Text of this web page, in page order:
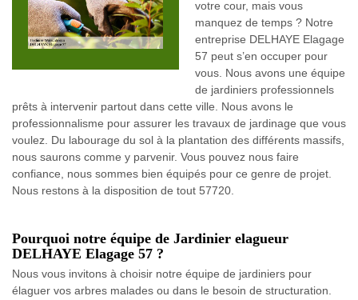
votre cour, mais vous
manquez de temps ? Notre
entreprise DELHAYE Elagage
57 peut s’en occuper pour
vous. Nous avons une équipe
de jardiniers professionnels
prêts à intervenir partout dans cette ville. Nous avons le
professionnalisme pour assurer les travaux de jardinage que vous
voulez. Du labourage du sol à la plantation des différents massifs,
nous saurons comme y parvenir. Vous pouvez nous faire
confiance, nous sommes bien équipés pour ce genre de projet.
Nous restons à la disposition de tout 57720.
Pourquoi notre équipe de Jardinier elagueur
DELHAYE Elagage 57 ?
Nous vous invitons à choisir notre équipe de jardiniers pour
élaguer vos arbres malades ou dans le besoin de structuration.